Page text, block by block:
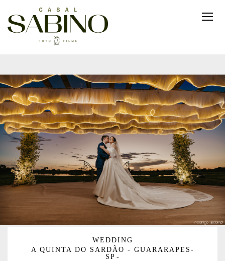
WEDDING
A QUINTA DO SARDÃO - GUARARAPES-
SP